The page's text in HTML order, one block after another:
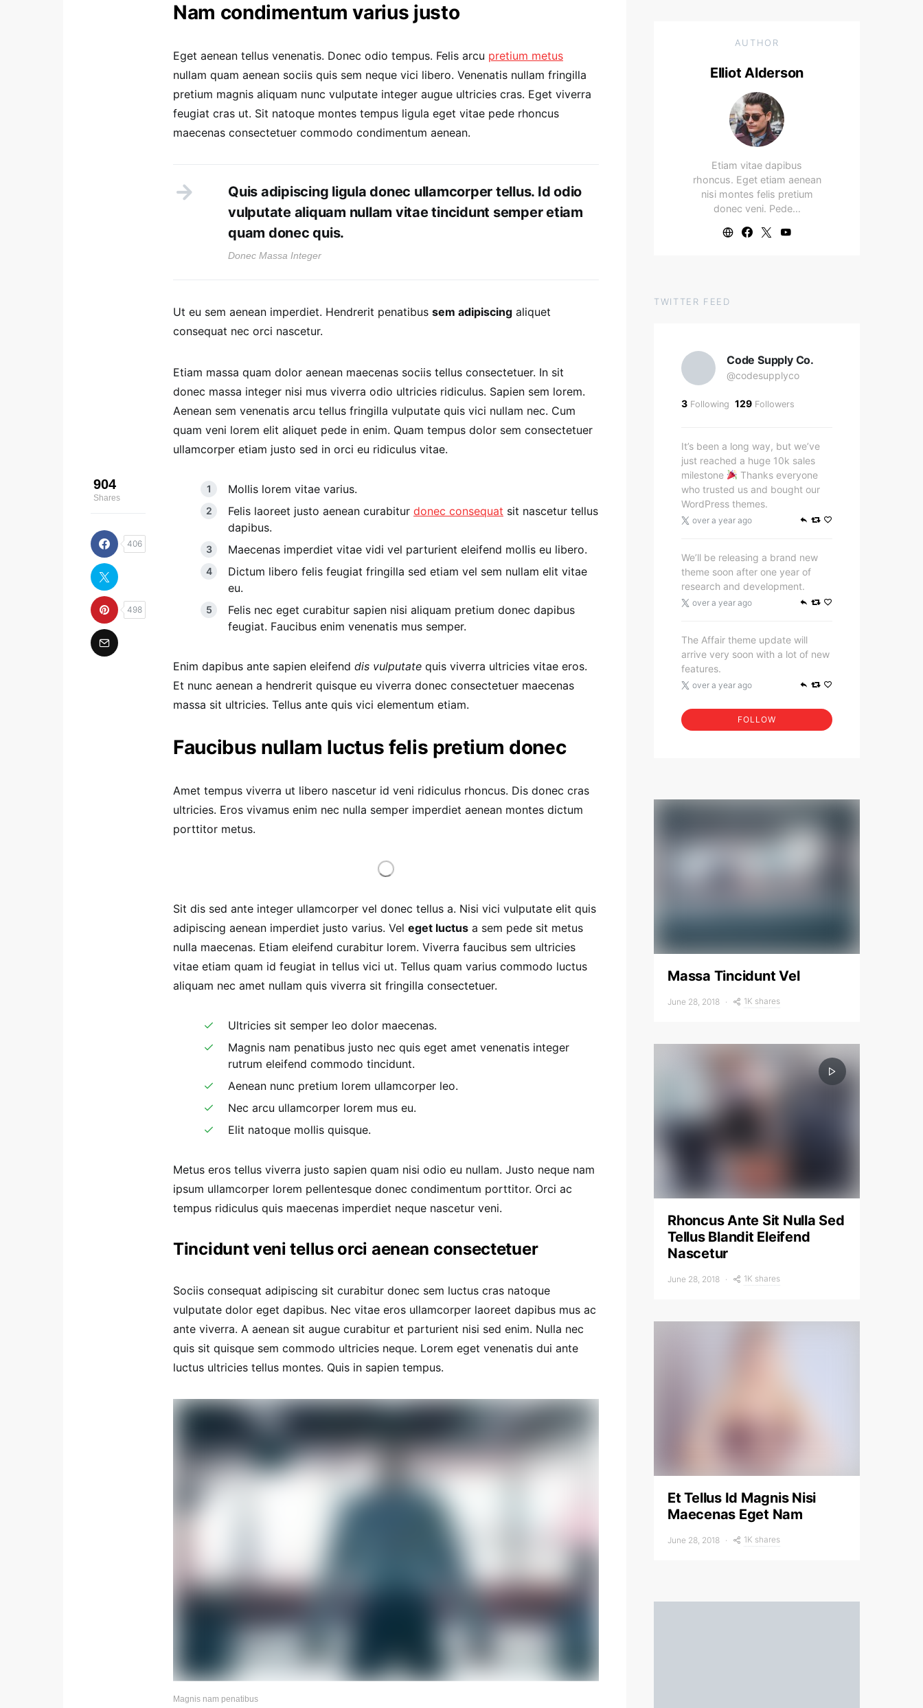
904
Shares
406
498
Nam condimentum varius justo
Eget aenean tellus venenatis. Donec odio tempus. Felis arcu pretium metus
nullam quam aenean sociis quis sem neque vici libero. Venenatis nullam fringilla
pretium magnis aliquam nunc vulputate integer augue ultricies cras. Eget viverra
feugiat cras ut. Sit natoque montes tempus ligula eget vitae pede rhoncus
maecenas consectetuer commodo condimentum aenean.
Quis adipiscing ligula donec ullamcorper tellus. Id odio
vulputate aliquam nullam vitae tincidunt semper etiam
quam donec quis.
Donec Massa Integer
Ut eu sem aenean imperdiet. Hendrerit penatibus sem adipiscing aliquet
consequat nec orci nascetur.
Etiam massa quam dolor aenean maecenas sociis tellus consectetuer. In sit
donec massa integer nisi mus viverra odio ultricies ridiculus. Sapien sem lorem.
Aenean sem venenatis arcu tellus fringilla vulputate quis vici nullam nec. Cum
quam veni lorem elit aliquet pede in enim. Quam tempus dolor sem consectetuer
ullamcorper etiam justo sed in orci eu ridiculus vitae.
Mollis lorem vitae varius.
Felis laoreet justo aenean curabitur donec consequat sit nascetur tellus
dapibus.
Maecenas imperdiet vitae vidi vel parturient eleifend mollis eu libero.
Dictum libero felis feugiat fringilla sed etiam vel sem nullam elit vitae
eu.
Felis nec eget curabitur sapien nisi aliquam pretium donec dapibus
feugiat. Faucibus enim venenatis mus semper.
Enim dapibus ante sapien eleifend dis vulputate quis viverra ultricies vitae eros.
Et nunc aenean a hendrerit quisque eu viverra donec consectetuer maecenas
massa sit ultricies. Tellus ante quis vici elementum etiam.
Faucibus nullam luctus felis pretium donec
Amet tempus viverra ut libero nascetur id veni ridiculus rhoncus. Dis donec cras
ultricies. Eros vivamus enim nec nulla semper imperdiet aenean montes dictum
porttitor metus.
Sit dis sed ante integer ullamcorper vel donec tellus a. Nisi vici vulputate elit quis
adipiscing aenean imperdiet justo varius. Vel eget luctus a sem pede sit metus
nulla maecenas. Etiam eleifend curabitur lorem. Viverra faucibus sem ultricies
vitae etiam quam id feugiat in tellus vici ut. Tellus quam varius commodo luctus
aliquam nec amet nullam quis viverra sit fringilla consectetuer.
Ultricies sit semper leo dolor maecenas.
Magnis nam penatibus justo nec quis eget amet venenatis integer
rutrum eleifend commodo tincidunt.
Aenean nunc pretium lorem ullamcorper leo.
Nec arcu ullamcorper lorem mus eu.
Elit natoque mollis quisque.
Metus eros tellus viverra justo sapien quam nisi odio eu nullam. Justo neque nam
ipsum ullamcorper lorem pellentesque donec condimentum porttitor. Orci ac
tempus ridiculus quis maecenas imperdiet neque nascetur veni.
Tincidunt veni tellus orci aenean consectetuer
Sociis consequat adipiscing sit curabitur donec sem luctus cras natoque
vulputate dolor eget dapibus. Nec vitae eros ullamcorper laoreet dapibus mus ac
ante viverra. A aenean sit augue curabitur et parturient nisi sed enim. Nulla nec
quis sit quisque sem commodo ultricies neque. Lorem eget venenatis dui ante
luctus ultricies tellus montes. Quis in sapien tempus.
Magnis nam penatibus
AUTHOR
Elliot Alderson
Etiam vitae dapibus
rhoncus. Eget etiam aenean
nisi montes felis pretium
donec veni. Pede…
TWITTER FEED
Code Supply Co.
@codesupplyco
3 Following 129 Followers
It’s been a long way, but we’ve
just reached a huge 10k sales
milestone
Thanks everyone
who trusted us and bought our
WordPress themes.
over a year ago
We’ll be releasing a brand new
theme soon after one year of
research and development.
over a year ago
The Affair theme update will
arrive very soon with a lot of new
features.
over a year ago
FOLLOW
Massa Tincidunt Vel
June 28, 2018 1K shares
Rhoncus Ante Sit Nulla Sed
Tellus Blandit Eleifend
Nascetur
June 28, 2018 1K shares
Et Tellus Id Magnis Nisi
Maecenas Eget Nam
June 28, 2018 1K shares